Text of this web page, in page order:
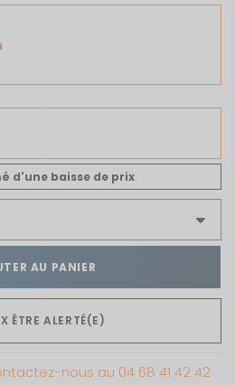
d'une baisse de prix
AU PANIER
ÊTRE ALERTÉ(E)
nous au 04 68 41 42 42